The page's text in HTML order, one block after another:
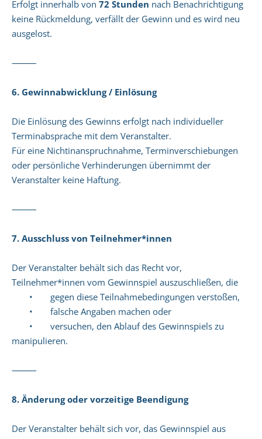
Erfolgt innerhalb von 72 Stunden nach Benachrichtigung
keine Rückmeldung, verfällt der Gewinn und es wird neu
ausgelost.
⸻
6. Gewinnabwicklung / Einlösung
Die Einlösung des Gewinns erfolgt nach individueller
Terminabsprache mit dem Veranstalter.
Für eine Nichtinanspruchnahme, Terminverschiebungen
oder persönliche Verhinderungen übernimmt der
Veranstalter keine Haftung.
⸻
7. Ausschluss von Teilnehmer*innen
Der Veranstalter behält sich das Recht vor,
Teilnehmer*innen vom Gewinnspiel auszuschließen, die
• gegen diese Teilnahmebedingungen verstoßen,
• falsche Angaben machen oder
• versuchen, den Ablauf des Gewinnspiels zu
manipulieren.
⸻
8. Änderung oder vorzeitige Beendigung
Der Veranstalter behält sich vor, das Gewinnspiel aus